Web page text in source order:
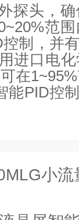
探头，
范
制，并
进口电
在
能PID控
小流量高纯